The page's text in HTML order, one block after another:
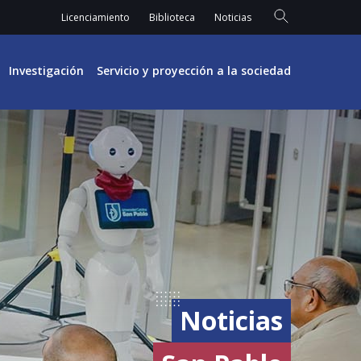
Licenciamiento Biblioteca Noticias
Investigación Servicio y proyección a la sociedad
Noticias